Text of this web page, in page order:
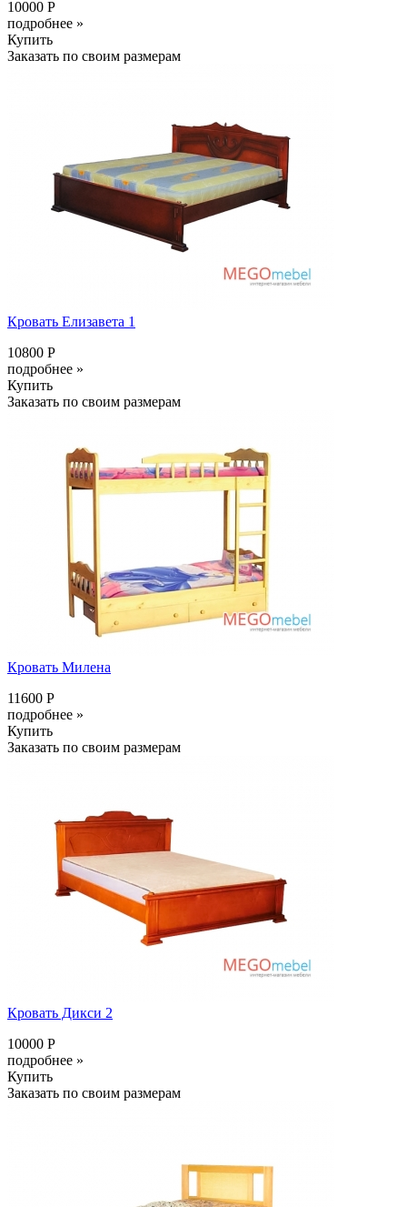
10000 Р
подробнее »
Купить
Заказать по своим размерам
Кровать Елизавета 1
10800 Р
подробнее »
Купить
Заказать по своим размерам
Кровать Милена
11600 Р
подробнее »
Купить
Заказать по своим размерам
Кровать Дикси 2
10000 Р
подробнее »
Купить
Заказать по своим размерам